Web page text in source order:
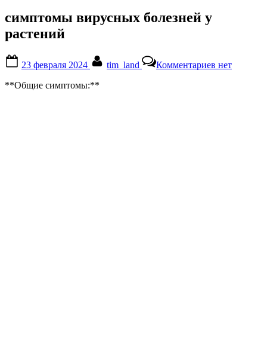
симптомы вирусных болезней у
растений
on
23 февраля 2024 tim_land Комментариевзаписи
нет
**Общие симптомы:**